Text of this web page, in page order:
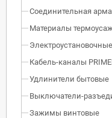
Соединительная
Материалы
Кабель-каналы
Удлинители бытовые
Выключатели-
Зажимы винтовые